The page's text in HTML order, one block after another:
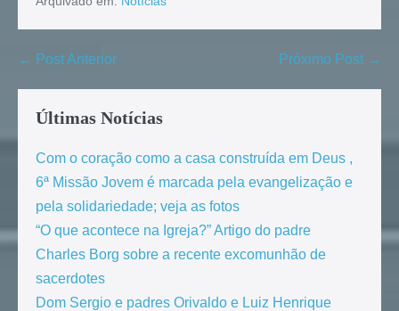
← Post Anterior Próximo Post →
Últimas Notícias
Com o coração como a casa construída em Deus ,
6ª Missão Jovem é marcada pela evangelização e
pela solidariedade; veja as fotos
“O que acontece na Igreja?” Artigo do padre
Charles Borg sobre a recente excomunhão de
sacerdotes
Dom Sergio e padres Orivaldo e Luiz Henrique